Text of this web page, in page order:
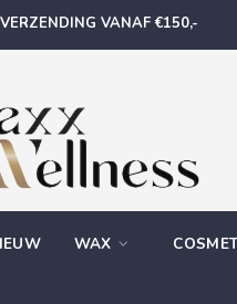
VANAF €150,-
WAX